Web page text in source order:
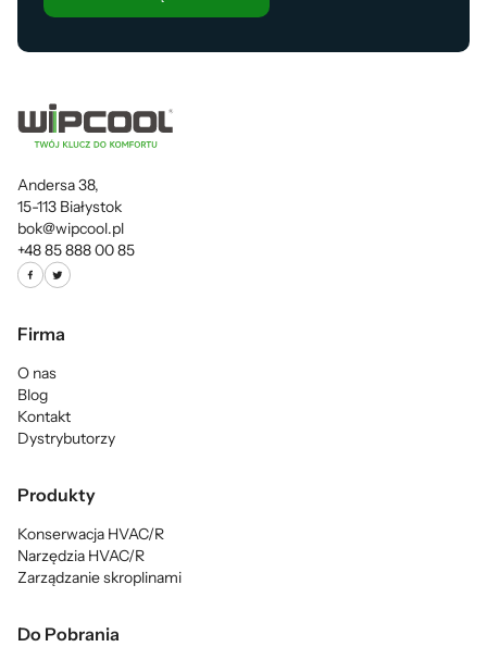
Andersa 38,
15-113 Białystok
bok@wipcool.pl
+48 85 888 00 85
Firma
O nas
Blog
Kontakt
Dystrybutorzy
Produkty
Konserwacja HVAC/R
Narzędzia HVAC/R
Zarządzanie skroplinami
Do Pobrania